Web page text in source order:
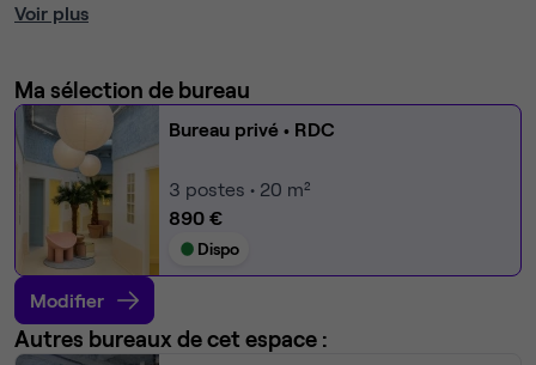
Voir plus
Ma sélection de bureau
Bureau privé • RDC
3 postes • 20 m²
890 €
Dispo
Modifier
Autres bureaux de cet espace :